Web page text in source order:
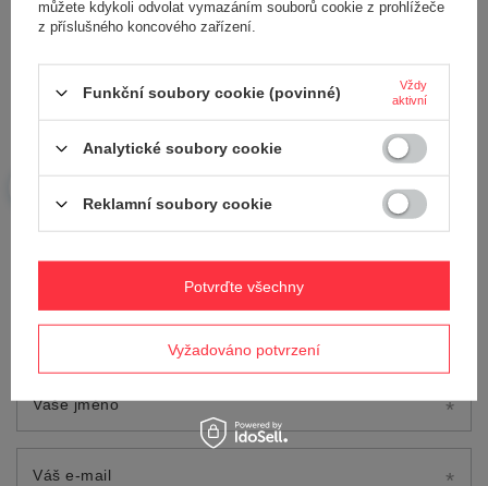
Napište svoji recenzi
Vaše hodnocení:
5/5
Přidejte vlastní obrázek produktu:
Vaše jméno
Váš e-mail
můžete kdykoli odvolat vymazáním souborů cookie z prohlížeče
z příslušného koncového zařízení.
Funkční soubory cookie (povinné)
Vždy
aktivní
Analytické soubory cookie
Reklamní soubory cookie
Vyžadováno potvrzení
Potvrďte všechny